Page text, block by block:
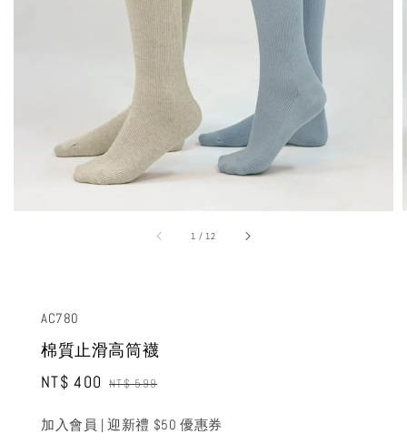
1 / 12
AC780
棉質止滑高筒襪
Sale
NT$ 400 Regular
NT$ 599
加入會員 | 迎新禮 $50 優惠券